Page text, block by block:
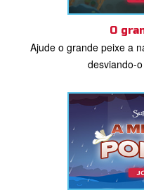
O
Ajude o grande peixe a
desviando-